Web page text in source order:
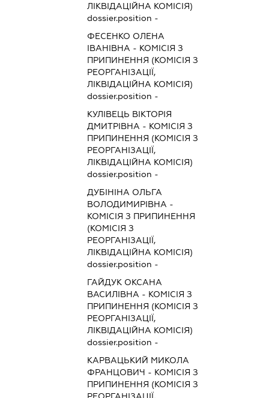
ЛІКВІДАЦІЙНА КОМІСІЯ)
dossier.position -
ФЕСЕНКО ОЛЕНА
ІВАНІВНА - КОМІСІЯ З
ПРИПИНЕННЯ (КОМІСІЯ З
РЕОРГАНІЗАЦІЇ,
ЛІКВІДАЦІЙНА КОМІСІЯ)
dossier.position -
КУЛІВЕЦЬ ВІКТОРІЯ
ДМИТРІВНА - КОМІСІЯ З
ПРИПИНЕННЯ (КОМІСІЯ З
РЕОРГАНІЗАЦІЇ,
ЛІКВІДАЦІЙНА КОМІСІЯ)
dossier.position -
ДУБІНІНА ОЛЬГА
ВОЛОДИМИРІВНА -
КОМІСІЯ З ПРИПИНЕННЯ
(КОМІСІЯ З
РЕОРГАНІЗАЦІЇ,
ЛІКВІДАЦІЙНА КОМІСІЯ)
dossier.position -
ГАЙДУК ОКСАНА
ВАСИЛІВНА - КОМІСІЯ З
ПРИПИНЕННЯ (КОМІСІЯ З
РЕОРГАНІЗАЦІЇ,
ЛІКВІДАЦІЙНА КОМІСІЯ)
dossier.position -
КАРВАЦЬКИЙ МИКОЛА
ФРАНЦОВИЧ - КОМІСІЯ З
ПРИПИНЕННЯ (КОМІСІЯ З